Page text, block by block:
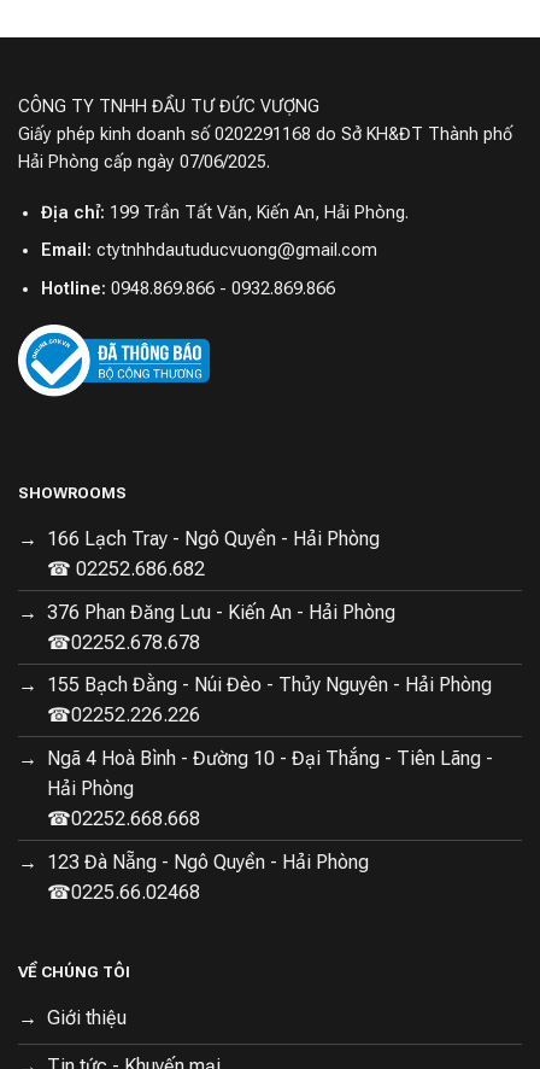
Máy lọc không khí Xiaomi này có khả năng lọc không
lành tốt cho sức khỏe của bạn và gia đình mình. Diện
tích lọc hiệu quả dưới 43m2 đủ cho sử dụng lọc không
khí cho phòng khách của bạn.
Tốc độ phân phối không khí sạch của máy lọc Xiaomi
cung cấp lên đến 6.000 L khí sạch mỗi phút. Tốc độ
lọc không khí mạnh mẽ giúp không khí ở trong nhà bạn
sạch hơn và trong thời gian dài hơn. Khả năng hút gió
toàn diện 360 độ.
Cảm biến chất lượng - Bộ lọc PET+PP lọc
không khí hiệu quả.
Trang bị cảm biến chất lượng, không khí thông qua 4
màu sắc hiển thị trên màn hình LED trực quan. Cảm biến
nhiệt độ và độ ẩm phản hồi theo thời gian thực. cảm
biến laser có độ chính xác cao giúp bạn như chạm tay
vào thế giới vi mô, theo dõi các hạt nhỏ đến 0,3 μm.
CÔNG TY TNHH ĐẦU TƯ ĐỨC VƯỢNG
Giấy phép kinh doanh số 0202291168 do Sở KH&ĐT Thành phố
Hải Phòng cấp ngày 07/06/2025.
Địa chỉ: 199 Trần Tất Văn, Kiến An, Hải Phòng.
Email: ctytnhhdautuducvuong@gmail.com
Hotline: 0948.869.866 - 0932.869.866
SHOWROOMS
166 Lạch Tray - Ngô Quyền - Hải Phòng
☎ 02252.686.682
376 Phan Đăng Lưu - Kiến An - Hải Phòng
☎02252.678.678
155 Bạch Đằng - Núi Đèo - Thủy Nguyên - Hải Phòng
☎02252.226.226
Ngã 4 Hoà Bình - Đường 10 - Đại Thắng - Tiên Lãng -
Hải Phòng
☎02252.668.668
123 Đà Nẵng - Ngô Quyền - Hải Phòng
☎0225.66.02468
VỀ CHÚNG TÔI
Giới thiệu